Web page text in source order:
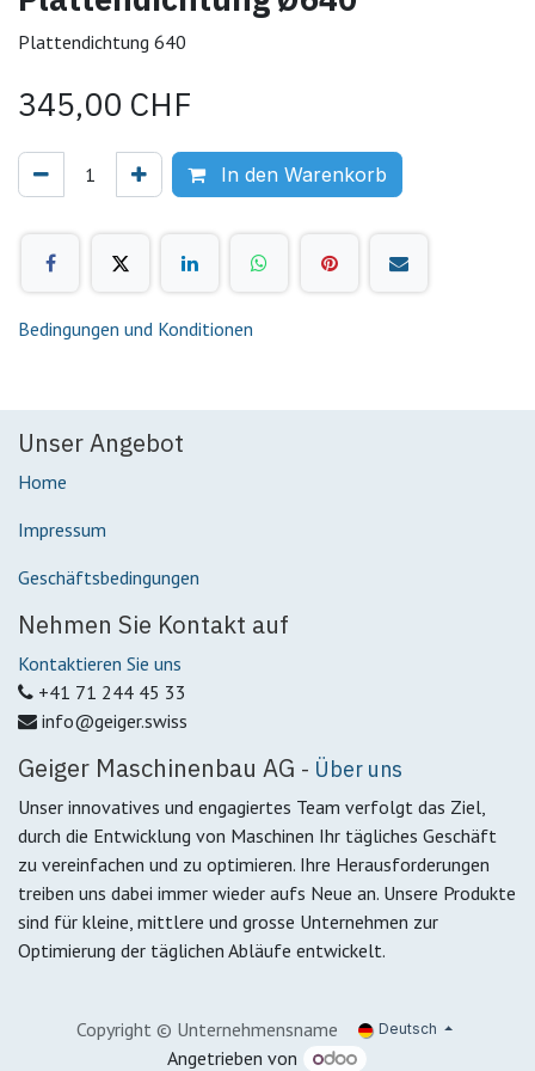
Plattendichtung 640
345,00 CHF
In den Warenkorb
Bedingungen und Konditionen
Unser Angebot
Home
Impressum
Geschäftsbedingungen
Nehmen Sie Kontakt auf
Kontaktieren Sie uns
+41 71 244 45 33
info@geiger.swiss
Geiger Maschinenbau AG - Über uns
Unser innovatives und engagiertes Team verfolgt das Ziel,
durch die Entwicklung von Maschinen Ihr tägliches Geschäft
zu vereinfachen und zu optimieren. Ihre Herausforderungen
treiben uns dabei immer wieder aufs Neue an. Unsere Produkte
sind für kleine, mittlere und grosse Unternehmen zur
Optimierung der täglichen Abläufe entwickelt.
Copyright © Unternehmensname Deutsch
Angetrieben von